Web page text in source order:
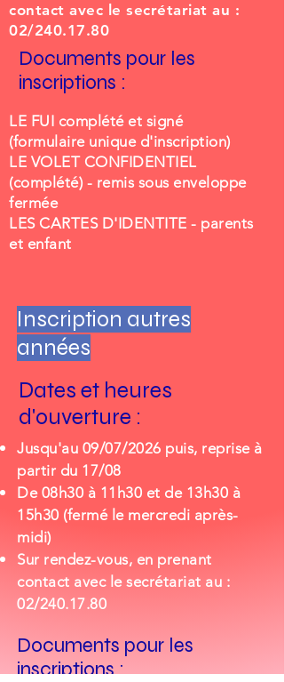
contact avec le secrétariat au :
02/240.17.80
Documents pour les
inscriptions :
LE FUI complété et signé
(formulaire unique d'inscription)
LE VOLET CONFIDENTIEL
(complété) - remis sous enveloppe
fermée
LES CARTES D'IDENTITE - parents
et enfant
Inscription autres
années
Dates et heures
d'ouverture :
Jusqu'au 09/07/2026 puis, reprise à
partir du 17/08
De 08h30 à 11h30 et de 13h30 à
15h30 (fermé le mercredi après-
midi)
Sur rendez-vous, en prenant
contact avec le secrétariat au :
02/240.17.80
Documents pour les
inscriptions :